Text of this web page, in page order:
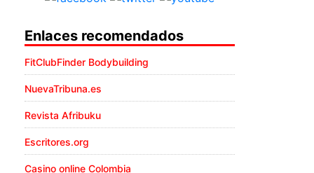
Enlaces recomendados
FitClubFinder Bodybuilding
NuevaTribuna.es
Revista Afribuku
Escritores.org
Casino online Colombia